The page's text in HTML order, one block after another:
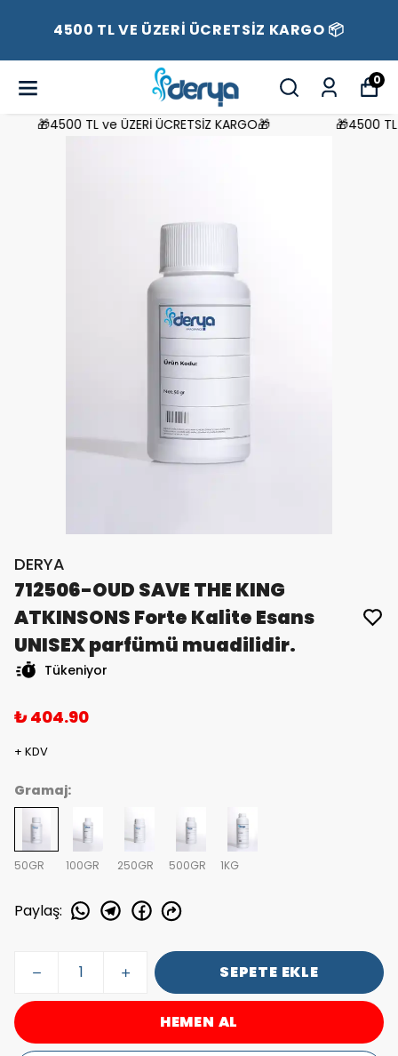
4500 TL VE ÜZERİ ÜCRETSİZ KARGO 📦
0
🎁4500 TL ve ÜZERİ ÜCRETSİZ KARGO🎁 🎁4500 TL
DERYA
712506-OUD SAVE THE KING
ATKINSONS Forte Kalite Esans
UNISEX parfümü muadilidir.
Tükeniyor
₺ 404.90
+ KDV
Gramaj:
50GR 100GR 250GR 500GR 1KG
Paylaş:
SEPETE EKLE
HEMEN AL